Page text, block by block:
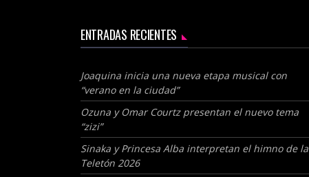
ENTRADAS RECIENTES
Joaquina inicia una nueva etapa musical con
“verano en la ciudad”
Ozuna y Omar Courtz presentan el nuevo tema
“zizi”
Sinaka y Princesa Alba interpretan el himno de la
Teletón 2026